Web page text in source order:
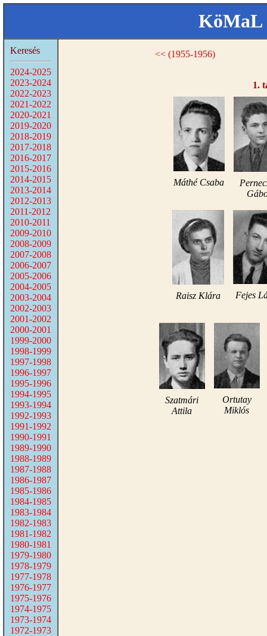
KöMaL
Keresés
2024-2025
2023-2024
2022-2023
2021-2022
2020-2021
2019-2020
2018-2019
2017-2018
2016-2017
2015-2016
2014-2015
2013-2014
2012-2013
2011-2012
2010-2011
2009-2010
2008-2009
2007-2008
2006-2007
2005-2006
2004-2005
2003-2004
2002-2003
2001-2002
2000-2001
1999-2000
1998-1999
1997-1998
1996-1997
1995-1996
1994-1995
1993-1994
1992-1993
1991-1992
1990-1991
1989-1990
1988-1989
1987-1988
1986-1987
1985-1986
1984-1985
1983-1984
1982-1983
1981-1982
1980-1981
1979-1980
1978-1979
1977-1978
1976-1977
1975-1976
1974-1975
1973-1974
1972-1973
<< (1955-1956)
1.
Máthé Csaba
Raisz Klára Fejes
Szatmári
Attila
Ortutay
Miklós